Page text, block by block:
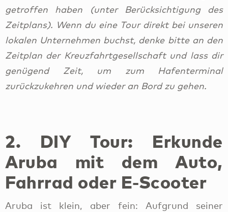
getroffen haben (unter Berücksichtigung des
Zeitplans). Wenn du eine Tour direkt bei unseren
lokalen Unternehmen buchst, denke bitte an den
Zeitplan der Kreuzfahrtgesellschaft und lass dir
genügend Zeit, um zum Hafenterminal
zurückzukehren und wieder an Bord zu gehen.
2. DIY Tour: Erkunde
Aruba mit dem Auto,
Fahrrad oder E-Scooter
Aruba ist klein, aber fein: Aufgrund seiner